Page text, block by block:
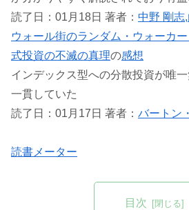
読了日：01月18日 著者： 中野 剛志
ウォール街のランダム・ウォーカ
式投資の不滅の真理の感想
インデックス型への分散投資が唯
一貫していた
読了日：01月17日 著者： バートン
読書メーター
目次